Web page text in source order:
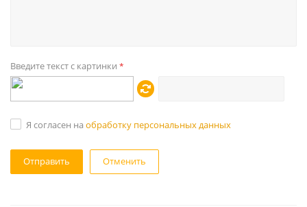
Введите текст с картинки *
Я согласен на обработку персональных данных
Отменить